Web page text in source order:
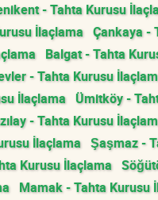
- Tahta Kurusu
İlaçlama Çankaya -
Balgat - Tahta
- Tahta Kurusu
İlaçlama Ümitköy -
- Tahta Kurusu
İlaçlama Şaşmaz -
Kurusu İlaçlama
Mamak - Tahta Kurusu